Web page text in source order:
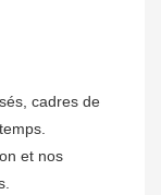
cadres de
et nos